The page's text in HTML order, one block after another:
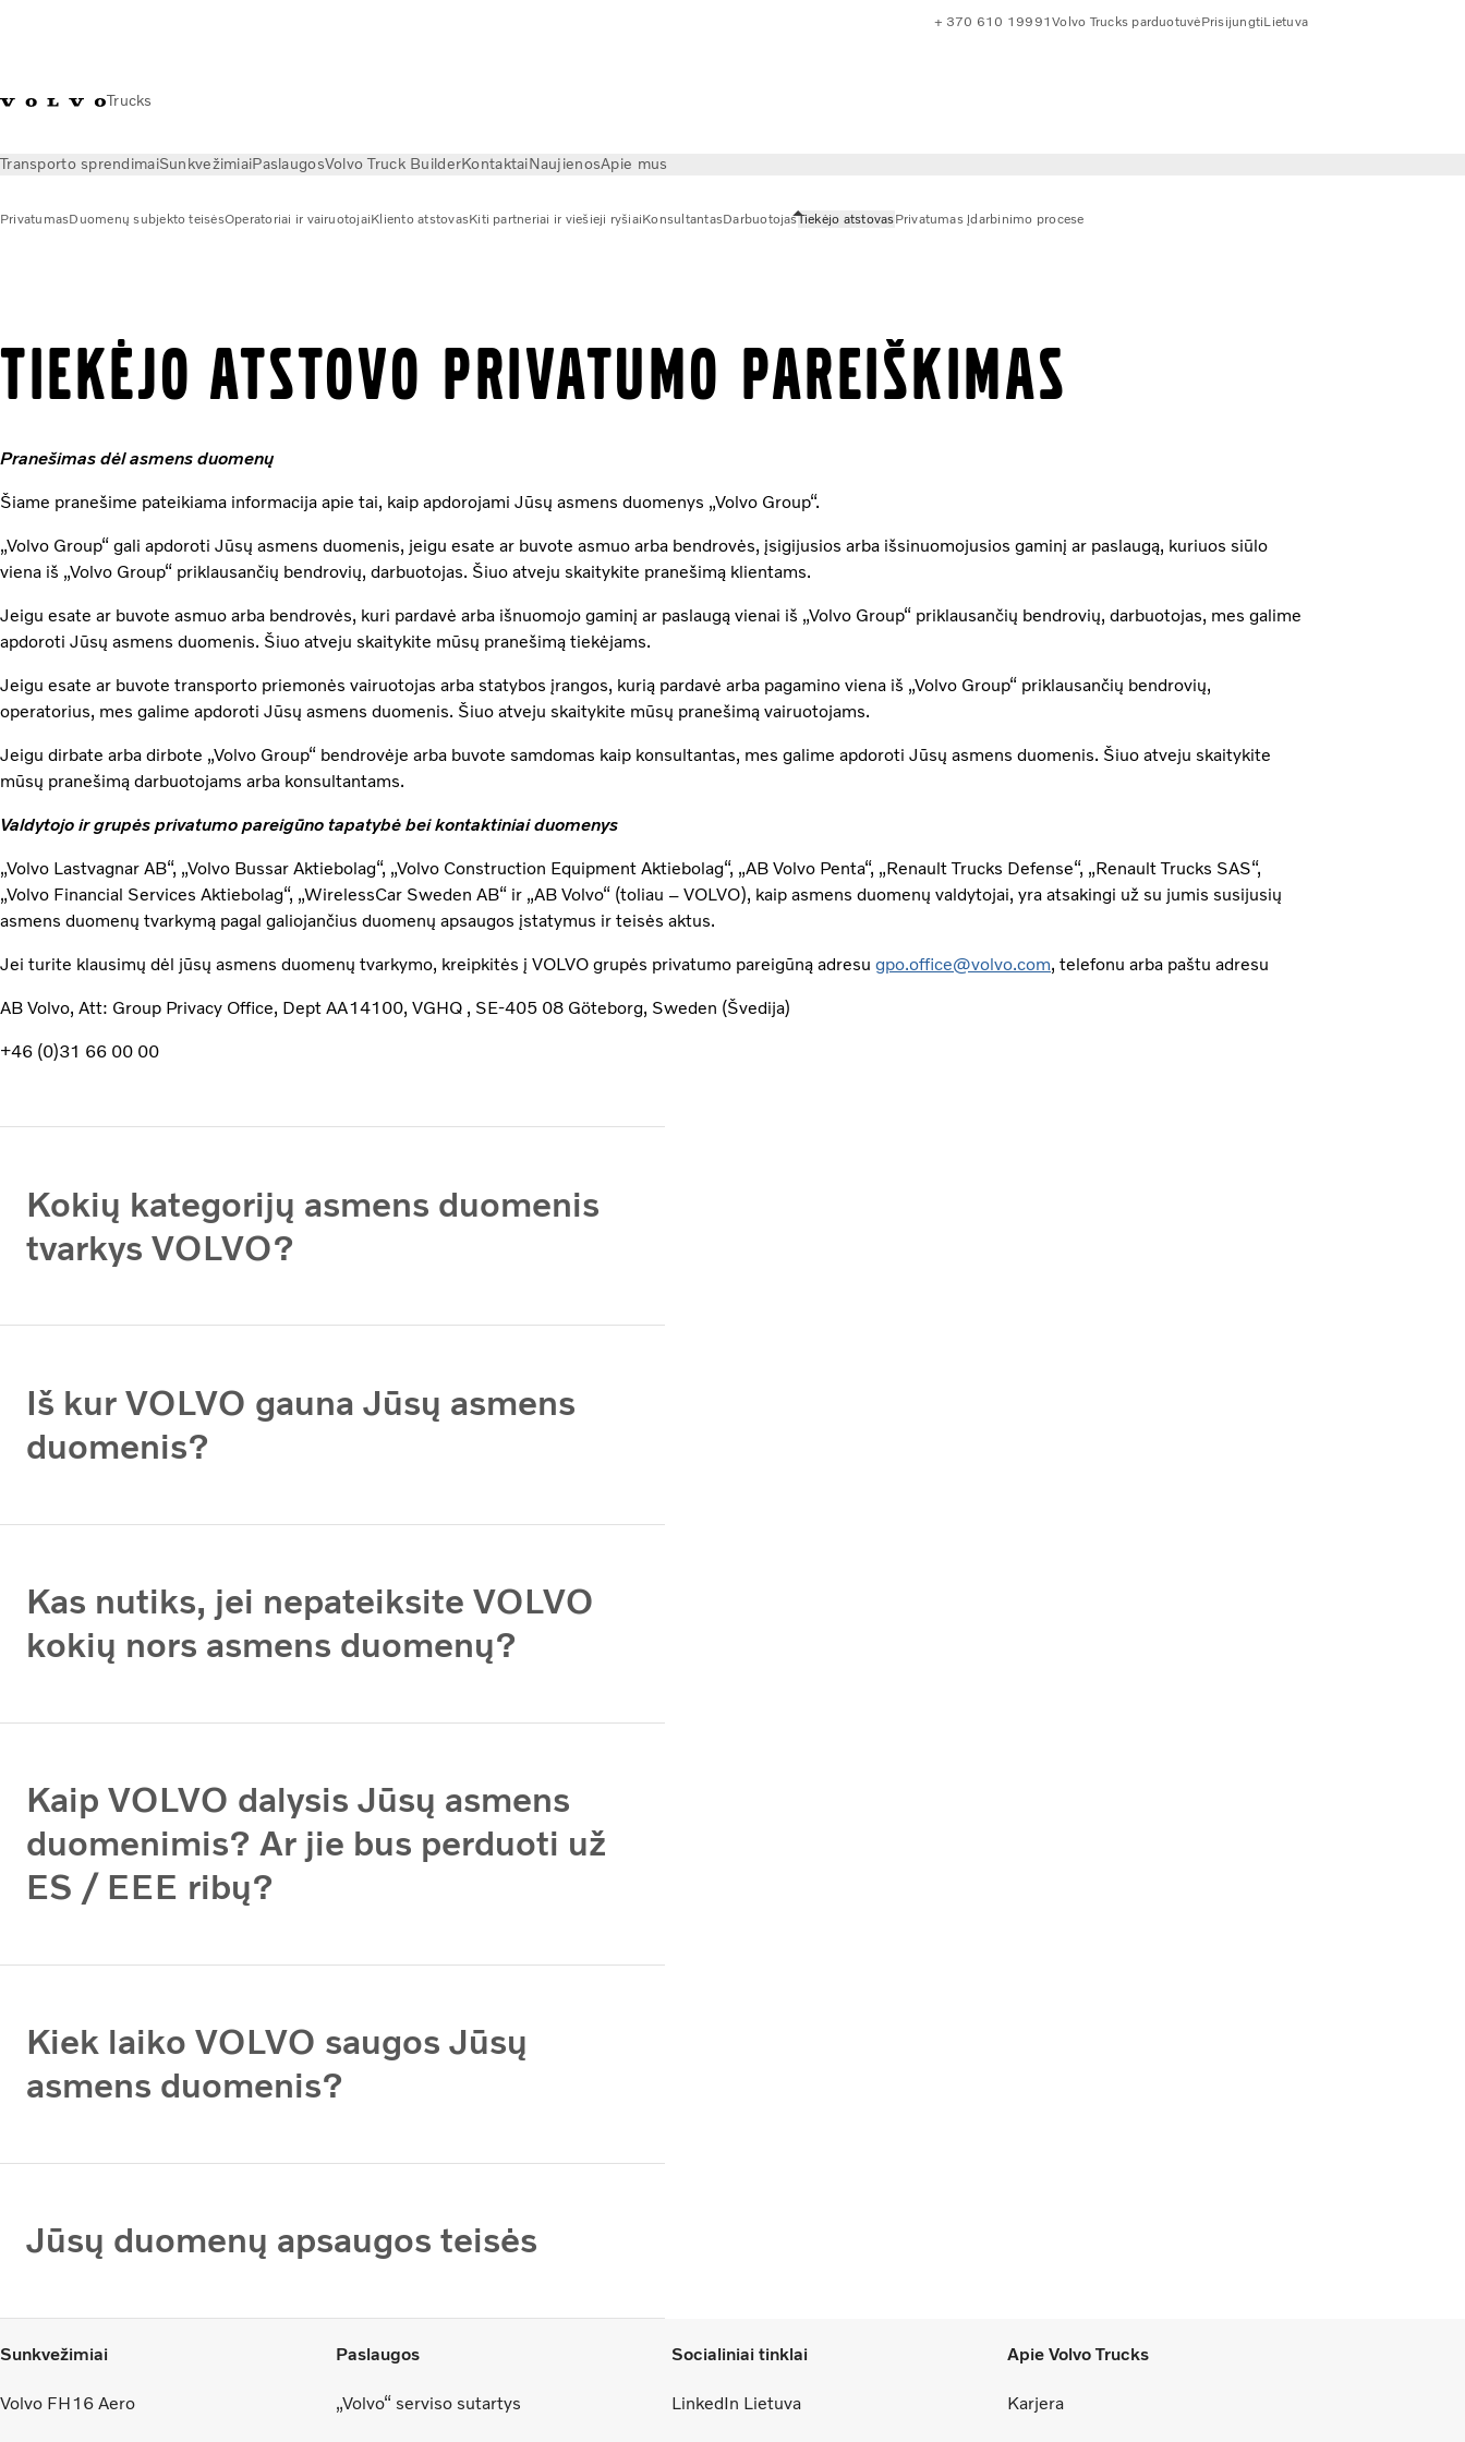
Trucks
+ 370 610 19991Volvo Trucks parduotuvėPrisijungtiLietuva
Transporto sprendimaiSunkvežimiaiPaslaugosVolvo Truck BuilderKontaktaiNaujienosApie mus
PrivatumasDuomenų subjekto teisėsOperatoriai ir vairuotojaiKliento atstovasKiti partneriai ir viešieji ryšiaiKonsultantasDarbuotojasTiekėjo atstovasPrivatumas įdarbinimo procese
TIEKĖJO ATSTOVO PRIVATUMO PAREIŠKIMAS
Pranešimas dėl asmens duomenų
Šiame pranešime pateikiama informacija apie tai, kaip apdorojami Jūsų asmens duomenys „Volvo Group“.
„Volvo Group“ gali apdoroti Jūsų asmens duomenis, jeigu esate ar buvote asmuo arba bendrovės, įsigijusios arba išsinuomojusios gaminį ar paslaugą, kuriuos siūlo
viena iš „Volvo Group“ priklausančių bendrovių, darbuotojas. Šiuo atveju skaitykite pranešimą klientams.
Jeigu esate ar buvote asmuo arba bendrovės, kuri pardavė arba išnuomojo gaminį ar paslaugą vienai iš „Volvo Group“ priklausančių bendrovių, darbuotojas, mes galime
apdoroti Jūsų asmens duomenis. Šiuo atveju skaitykite mūsų pranešimą tiekėjams.
Jeigu esate ar buvote transporto priemonės vairuotojas arba statybos įrangos, kurią pardavė arba pagamino viena iš „Volvo Group“ priklausančių bendrovių,
operatorius, mes galime apdoroti Jūsų asmens duomenis. Šiuo atveju skaitykite mūsų pranešimą vairuotojams.
Jeigu dirbate arba dirbote „Volvo Group“ bendrovėje arba buvote samdomas kaip konsultantas, mes galime apdoroti Jūsų asmens duomenis. Šiuo atveju skaitykite
mūsų pranešimą darbuotojams arba konsultantams.
Valdytojo ir grupės privatumo pareigūno tapatybė bei kontaktiniai duomenys
„Volvo Lastvagnar AB“, „Volvo Bussar Aktiebolag“, „Volvo Construction Equipment Aktiebolag“, „AB Volvo Penta“, „Renault Trucks Defense“, „Renault Trucks SAS“,
„Volvo Financial Services Aktiebolag“, „WirelessCar Sweden AB“ ir „AB Volvo“ (toliau – VOLVO), kaip asmens duomenų valdytojai, yra atsakingi už su jumis susijusių
asmens duomenų tvarkymą pagal galiojančius duomenų apsaugos įstatymus ir teisės aktus.
Jei turite klausimų dėl jūsų asmens duomenų tvarkymo, kreipkitės į VOLVO grupės privatumo pareigūną adresu gpo.office@volvo.com, telefonu arba paštu adresu
AB Volvo, Att: Group Privacy Office, Dept AA14100, VGHQ , SE-405 08 Göteborg, Sweden (Švedija)
+46 (0)31 66 00 00
Kokių kategorijų asmens duomenis
tvarkys VOLVO?
Iš kur VOLVO gauna Jūsų asmens
duomenis?
Kas nutiks, jei nepateiksite VOLVO
kokių nors asmens duomenų?
Kaip VOLVO dalysis Jūsų asmens
duomenimis? Ar jie bus perduoti už
ES / EEE ribų?
Kiek laiko VOLVO saugos Jūsų
asmens duomenis?
Jūsų duomenų apsaugos teisės
Sunkvežimiai
Volvo FH16 Aero
Paslaugos
„Volvo“ serviso sutartys
Socialiniai tinklai
LinkedIn Lietuva
Apie Volvo Trucks
Karjera